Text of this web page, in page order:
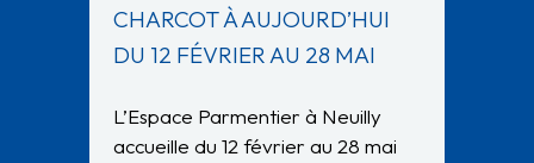
CHARCOT À AUJOURD’HUI
DU 12 FÉVRIER AU 28 MAI
L’Espace Parmentier à Neuilly
accueille du 12 février au 28 mai